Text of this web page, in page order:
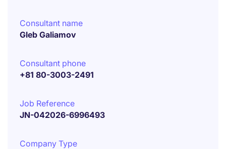
Consultant name
Gleb Galiamov
Consultant phone
+81 80-3003-2491
Job Reference
JN-042026-6996493
Company Type